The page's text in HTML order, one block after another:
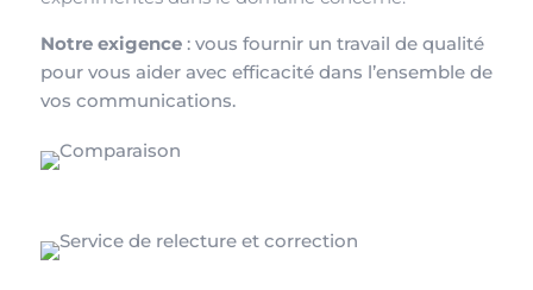
Notre exigence : vous fournir un travail de qualité
pour vous aider avec efficacité dans l’ensemble de
vos communications.